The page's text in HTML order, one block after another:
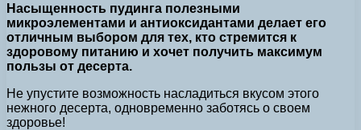
Насыщенность пудинга полезными
микроэлементами и антиоксидантами делает его
отличным выбором для тех, кто стремится к
здоровому питанию и хочет получить максимум
пользы от десерта.
Не упустите возможность насладиться вкусом этого
нежного десерта, одновременно заботясь о своем
здоровье!